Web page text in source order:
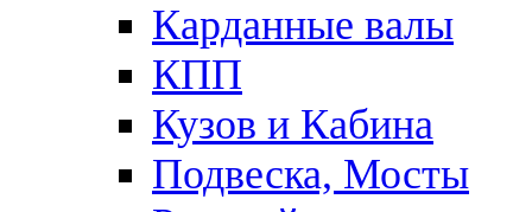
Карданные валы
КПП
Кузов и Кабина
Подвеска, Мосты